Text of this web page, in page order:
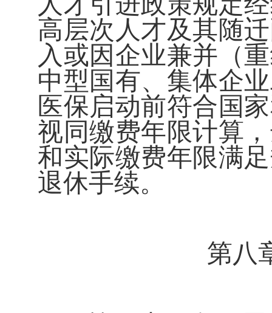
高层次人才及其随
入或因企业兼并（
中型国有、集体企
医保启动前符合国
视同缴费年限计算
和实际缴费年限满
退休手续。
第八